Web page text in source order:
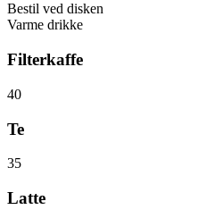
Bestil ved disken
Varme drikke
Filterkaffe
40
Te
35
Latte